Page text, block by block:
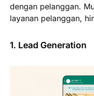
dengan pelanggan.
layanan pelanggan,
1. Lead Generation